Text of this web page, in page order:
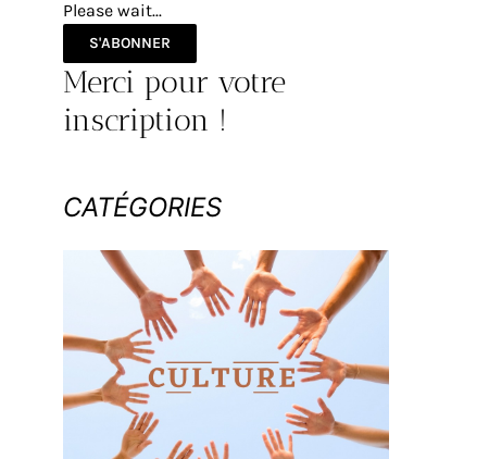
Please wait...
S'ABONNER
Merci pour votre
inscription !
CATÉGORIES